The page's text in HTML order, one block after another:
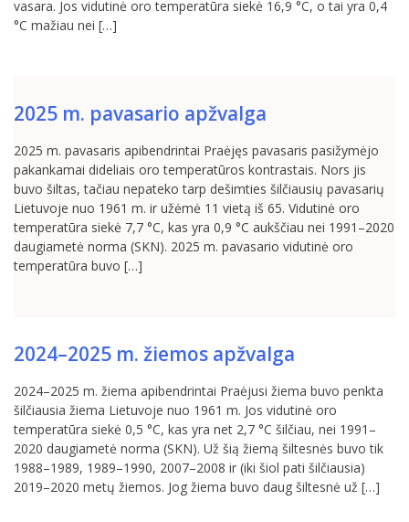
vasara. Jos vidutinė oro temperatūra siekė 16,9 °C, o tai yra 0,4
°C mažiau nei […]
2025 m. pavasario apžvalga
2025 m. pavasaris apibendrintai Praėjęs pavasaris pasižymėjo
pakankamai dideliais oro temperatūros kontrastais. Nors jis
buvo šiltas, tačiau nepateko tarp dešimties šilčiausių pavasarių
Lietuvoje nuo 1961 m. ir užėmė 11 vietą iš 65. Vidutinė oro
temperatūra siekė 7,7 °C, kas yra 0,9 °C aukščiau nei 1991–2020
daugiametė norma (SKN). 2025 m. pavasario vidutinė oro
temperatūra buvo […]
2024–2025 m. žiemos apžvalga
2024–2025 m. žiema apibendrintai Praėjusi žiema buvo penkta
šilčiausia žiema Lietuvoje nuo 1961 m. Jos vidutinė oro
temperatūra siekė 0,5 °C, kas yra net 2,7 °C šilčiau, nei 1991–
2020 daugiametė norma (SKN). Už šią žiemą šiltesnės buvo tik
1988–1989, 1989–1990, 2007–2008 ir (iki šiol pati šilčiausia)
2019–2020 metų žiemos. Jog žiema buvo daug šiltesnė už […]